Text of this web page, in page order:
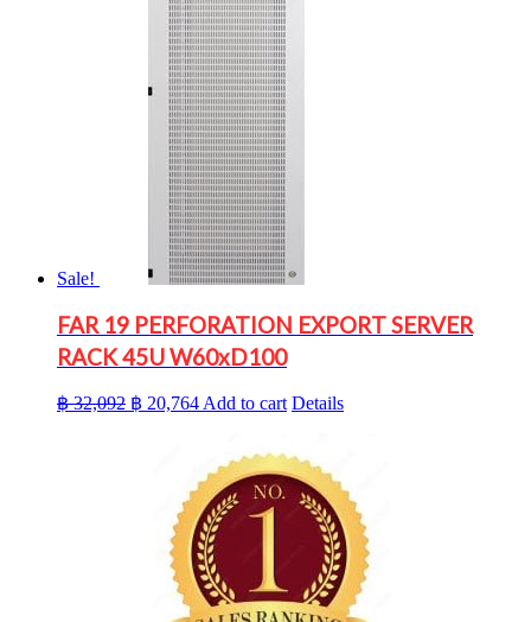
Sale!
FAR 19 PERFORATION EXPORT SERVER
RACK 45U W60xD100
฿32,092 Original
฿ 20,764Current
฿ 20,764.
Add to cart Details